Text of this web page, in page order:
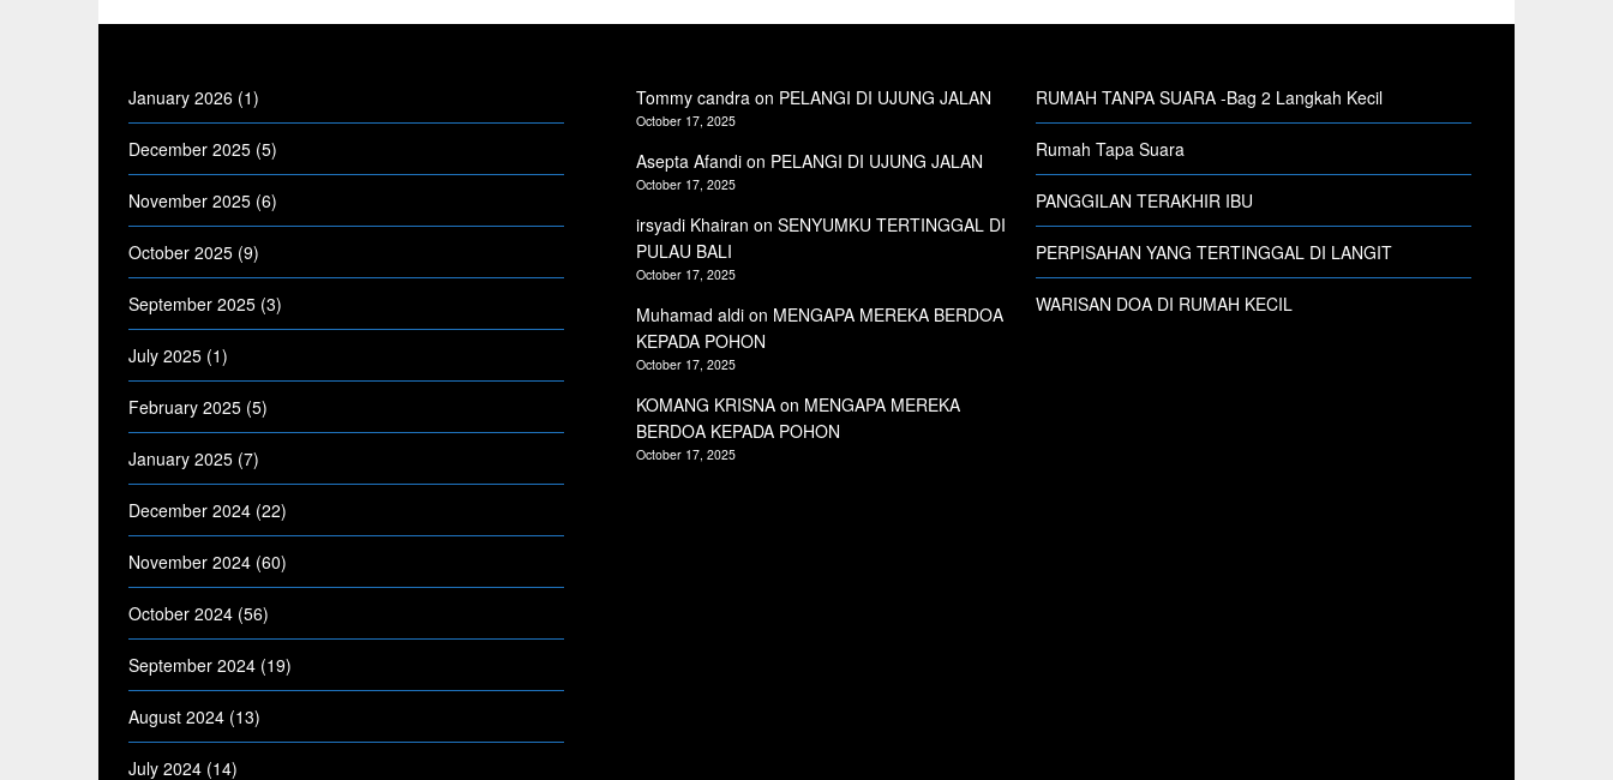
January 2026 (1)
December 2025 (5)
November 2025 (6)
October 2025 (9)
September 2025 (3)
July 2025 (1)
February 2025 (5)
January 2025 (7)
December 2024 (22)
November 2024 (60)
October 2024 (56)
September 2024 (19)
August 2024 (13)
July 2024 (14)
Tommy candra on PELANGI DI UJUNG JALAN
October 17, 2025
Asepta Afandion PELANGI DI UJUNG JALAN
October 17, 2025
irsyadi Khairan on SENYUMKU TERTINGGAL DI
PULAU BALI
October 17, 2025
Muhamad aldion MENGAPA MEREKA BERDOA
KEPADA POHON
October 17, 2025
KOMANG KRISNAon MENGAPA MEREKA
BERDOA KEPADA POHON
October 17, 2025
RUMAH TANPA SUARA -Bag 2 Langkah Kecil
Rumah Tapa Suara
PANGGILAN TERAKHIR IBU
PERPISAHAN YANG TERTINGGAL DI LANGIT
WARISAN DOA DI RUMAH KECIL